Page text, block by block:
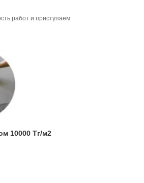
работ и приступаем
10000 Тг/м2